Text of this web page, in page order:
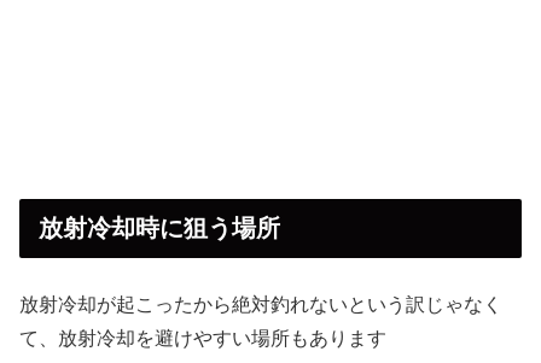
放射冷却時に狙う場所
放射冷却が起こったから絶対釣れないという訳じゃなく
て、放射冷却を避けやすい場所もあります